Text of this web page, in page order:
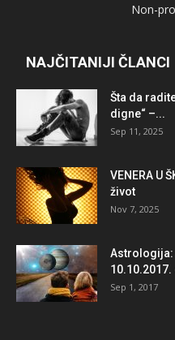
Non-
NAJČITANIJI ČLANCI
Šta da
digne“ –...
Sep 11, 2025
VENERA U
život
Nov 7, 2025
Astrologija:
Sep 1, 2017